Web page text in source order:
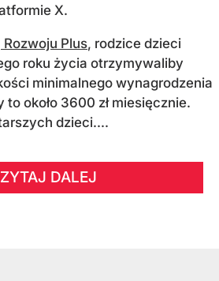
X.
Plus, rodzice dzieci
roku życia otrzymywaliby
minimalnego wynagrodzenia
to około 3600 zł miesięcznie.
dzieci....
DALEJ